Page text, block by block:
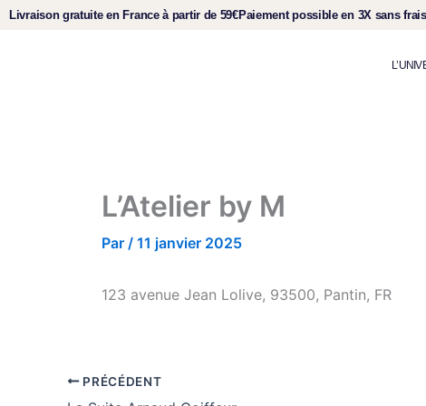
Aller
Livraison gratuiteen France à partir de 59€Paiementpossible en 3X sans frais​
L’Atelier by M
Par / 11 janvier 2025
123 avenue Jean Lolive, 93500, Pantin, FR
PRÉCÉDENT